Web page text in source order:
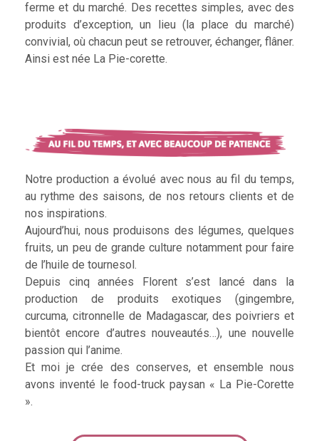
ferme et du marché. Des recettes simples, avec des
produits d’exception, un lieu (la place du marché)
convivial, où chacun peut se retrouver, échanger, flâner.
Ainsi est née La Pie-corette.
Notre production a évolué avec nous au fil du temps,
au rythme des saisons, de nos retours clients et de
nos inspirations.
Aujourd’hui, nous produisons des légumes, quelques
fruits, un peu de grande culture notamment pour faire
de l’huile de tournesol.
Depuis cinq années Florent s’est lancé dans la
production de produits exotiques (gingembre,
curcuma, citronnelle de Madagascar, des poivriers et
bientôt encore d’autres nouveautés…), une nouvelle
passion qui l’anime.
Et moi je crée des conserves, et ensemble nous
avons inventé le food-truck paysan « La Pie-Corette
».